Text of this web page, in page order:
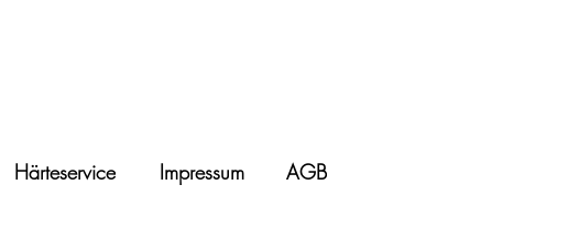
Härteservice Impressum AGB